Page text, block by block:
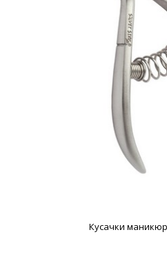
Кусачки